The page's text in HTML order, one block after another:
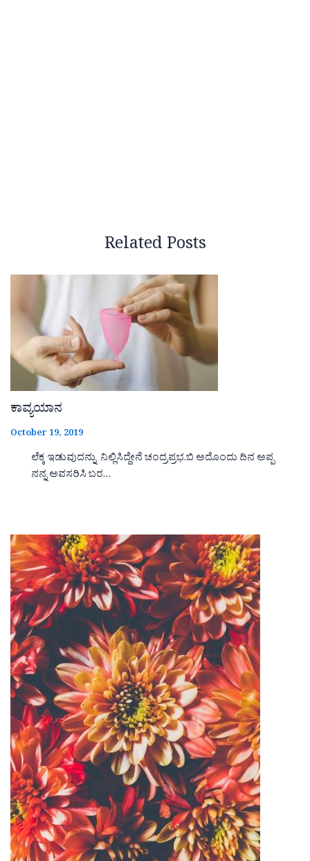
Related Posts
ಕಾವ್ಯಯಾನ
October 19, 2019
ಲೆಕ್ಕ ಇಡುವುದನ್ನು ನಿಲ್ಲಿಸಿದ್ದೇನೆ ಚಂದ್ರಪ್ರಭ.ಬಿ ಅದೊಂದು ದಿನ ಅಪ್ಪ
ನನ್ನ ಅವಸರಿಸಿ ಬರ…